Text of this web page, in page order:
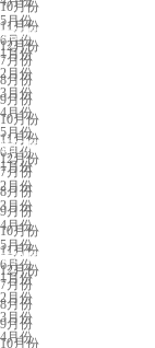
10月份
11月份
12月份
5月份
6月份
7月份
8月份
9月份
10月份
11月份
12月份
东营展会排期
1月份
2月份
3月份
4月份
5月份
6月份
7月份
8月份
9月份
10月份
11月份
12月份
厦门展会排期
1月份
2月份
3月份
4月份
5月份
6月份
7月份
8月份
9月份
10月份
青岛展会排期
1月份
2月份
3月份
4月份